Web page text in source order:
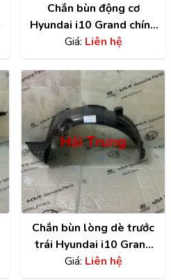
Chắn bùn động cơ
Hyundai i10 Grand chính
hãng | 29110B4000
Giá: Liên hệ
Chắn bùn lòng dè trước
trái Hyundai i10 Grand
chính hãng |
Giá: Liên hệ